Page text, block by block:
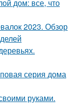
дом: все, что
2023. Обзор
серия дома
руками.